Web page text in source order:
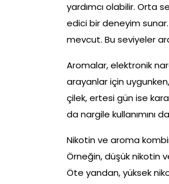
yardımcı olabilir. Orta
edici bir deneyim
mevcut. Bu seviyeler
Aromalar, elektronik
arayanlar için
çilek, ertesi gün ise
da nargile kullanımını
Nikotin ve aroma
Örneğin, düşük nikotin
Öte yandan, yüksek